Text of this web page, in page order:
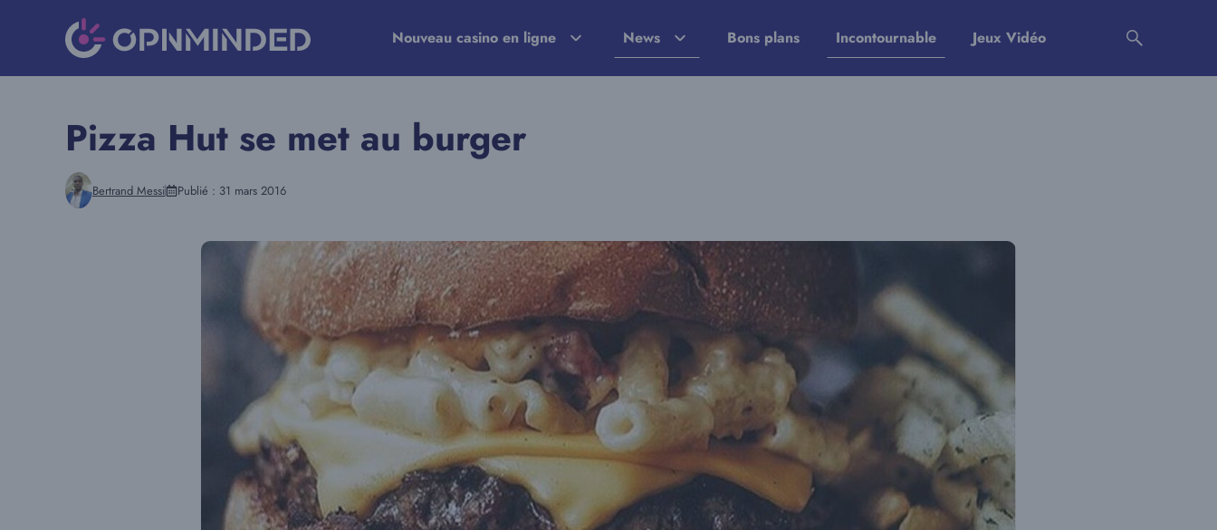
Nouveau casino en ligne News Bons plans Incontournable Jeux Vidéo
Pizza Hut se met au burger
Bertrand Messi Publié : 31 mars 2016